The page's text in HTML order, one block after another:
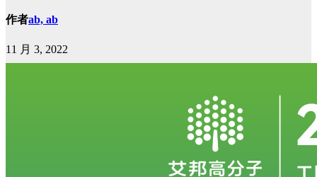
作者ab, ab
11 月 3, 2022